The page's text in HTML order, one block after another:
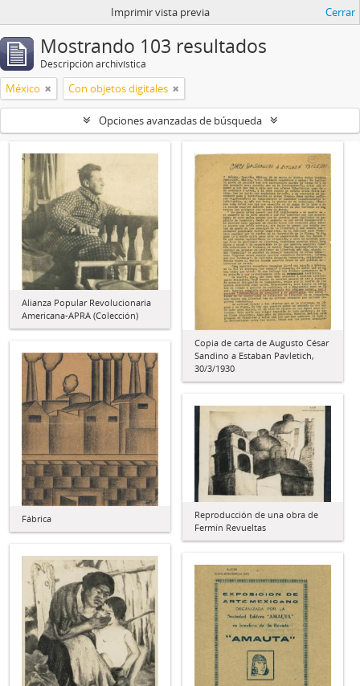
Imprimir vista previa Cerrar
Mostrando 103 resultados
Descripción archivística
México Con objetos digitales
Opciones avanzadas de búsqueda
Alianza Popular Revolucionaria
Americana-APRA (Colección)
Copia de carta de Augusto César
Sandino a Estaban Pavletich,
30/3/1930
Fábrica
Reproducción de una obra de
Fermín Revueltas